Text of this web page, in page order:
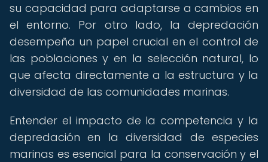
su capacidad para adaptarse a cambios en
el entorno. Por otro lado, la depredación
desempeña un papel crucial en el control de
las poblaciones y en la selección natural, lo
que afecta directamente a la estructura y la
diversidad de las comunidades marinas.
Entender el impacto de la competencia y la
depredación en la diversidad de especies
marinas es esencial para la conservación y el